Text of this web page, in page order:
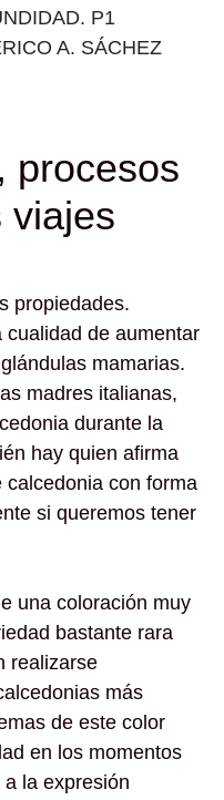
P1
A. SÁCHEZ
procesos
viajes
propiedades.
de aumentar
mamarias.
madres italianas,
durante la
hay quien afirma
con forma
si queremos tener
una coloración muy
bastante rara
realizarse
más
de este color
en los momentos
la expresión